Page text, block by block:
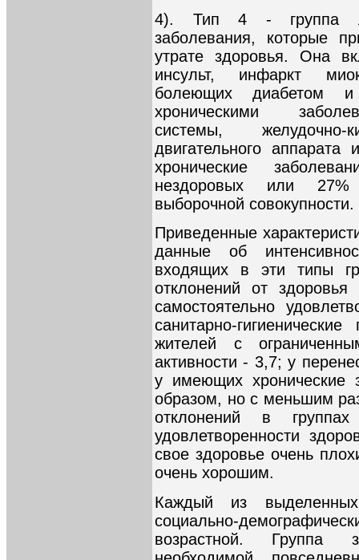
4). Тип 4 - группа
заболевания, которые
утрате здоровья. Она
инсульт, инфаркт
болеющих диабетом и
хроническими
системы,
двигательного
хронические
нездоровых или 27%
выборочной совокупности.
Приведенные
данные об
входящих в эти типы
отклонений от
самостоятельно
санитарно-
жителей с
активности - 3,7; у
у имеющих хронические
образом, но с меньшим
отклонений в
удовлетворенности
свое здоровье очень
очень хорошим.
Каждый из
социально-
возрастной. Группа